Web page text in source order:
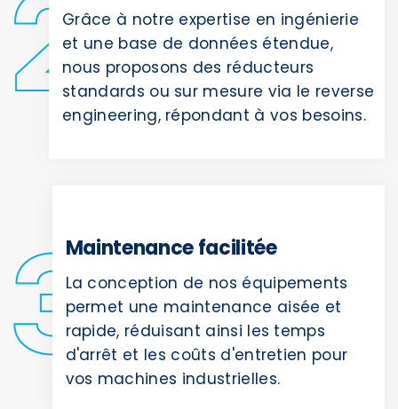
Grâce à notre expertise en ingénierie
et une base de données étendue,
nous proposons des réducteurs
standards ou sur mesure via le reverse
engineering, répondant à vos besoins.
Maintenance facilitée
La conception de nos équipements
permet une maintenance aisée et
rapide, réduisant ainsi les temps
d'arrêt et les coûts d'entretien pour
vos machines industrielles.